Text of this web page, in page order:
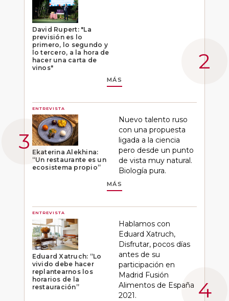
David Rupert: "La
previsión es lo
primero, lo segundo y
lo tercero, a la hora de
hacer una carta de
vinos"
MÁS
ENTREVISTA
Ekaterina Alekhina:
“Un restaurante es un
ecosistema propio”
Nuevo talento ruso
con una propuesta
ligada a la ciencia
pero desde un punto
de vista muy natural.
Biología pura.
MÁS
ENTREVISTA
Eduard Xatruch: “Lo
vivido debe hacer
replantearnos los
horarios de la
restauración”
Hablamos con
Eduard Xatruch,
Disfrutar, pocos días
antes de su
participación en
Madrid Fusión
Alimentos de España
2021.